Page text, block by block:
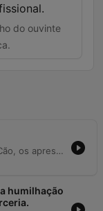
do ouvinte
Neste episódio do O Homem que Mordeu o Cão, os apresentadores partilham relatos hilariantes e desastrosos sobre experiências de depilação caseira. A primeira história detalha a tentativa de um ouvinte de poupar 15 euros ao utilizar cera de micro-ondas, resultando em queimaduras faciais e na destruição de uma peça de roupa nova pouco antes do seu casamento. A segunda narrativa explora um incidente de depilação com máquina numa zona de natureza, onde uma nuvem de pelos cortados acabou por voar para a varanda de um desconhecido. O episódio serve como um aviso cómico sobre os perigos de tentar realizar procedimentos estéticos sem o auxílio de profissionais credenciados.
humilhação